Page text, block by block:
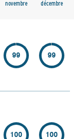
novembre décembre
99 99
100 100